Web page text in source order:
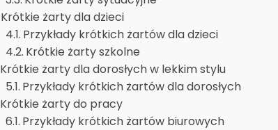
Krótkie żarty dla dzieci
Przykłady krótkich żartów dla dzieci
Krótkie żarty szkolne
Krótkie żarty dla dorosłych w lekkim stylu
Przykłady krótkich żartów dla dorosłych
Krótkie żarty do pracy
Przykłady krótkich żartów biurowych